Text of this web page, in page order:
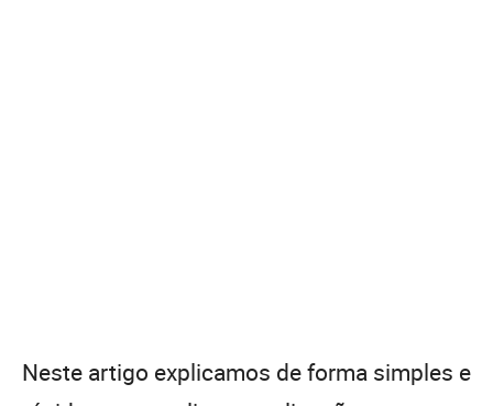
Neste artigo explicamos de forma simples e